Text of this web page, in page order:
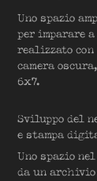
Uno spazio
per imparare
realizzato
camera
6x7.
Sviluppo del
e stampa
Uno spazio
da un